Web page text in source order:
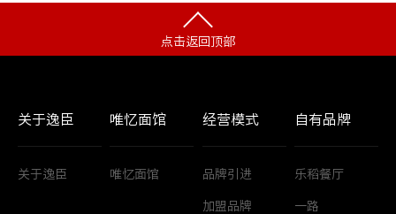
点击返回顶部
关于逸臣
关于逸臣
唯忆面馆
唯忆面馆
经营模式
品牌引进
加盟品牌
自有品牌
乐稻餐厅
一路